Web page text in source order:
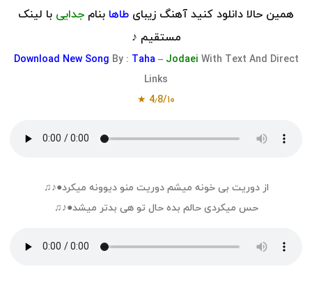
همین حالا دانلود کنید آهنگ زیبای طاها بنام جدایی با لینک
مستقیم ♪
Download New Song By : Taha –Jodaei With Text And Direct
Links
4٫8/۱۰ ★
از دوریت بی خونه میشم دوریت منو دیوونه میکرد●♪♫
حس میکردی حالم بده حال تو هی بدتر میشد●♪♫